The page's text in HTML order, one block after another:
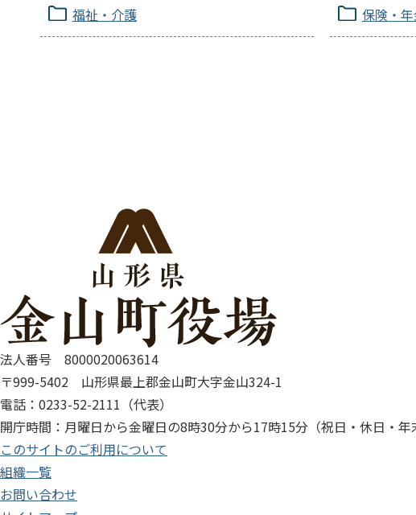
福祉・介護 保険・
法人番号 8000020063614
〒999-5402 山形県最上郡金山町大字金山324-1
電話：0233-52-2111（代表）
開庁時間：月曜日から金曜日の8時30分から17時15分（祝日・休日・年
このサイトのご利用について
組織一覧
お問い合わせ